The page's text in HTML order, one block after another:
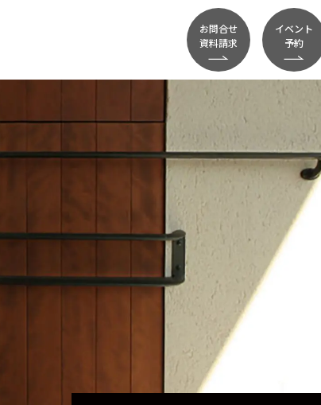
お問合せ
資料請求
イベント
予約